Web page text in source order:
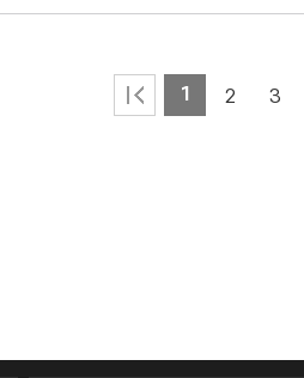
1 2 3